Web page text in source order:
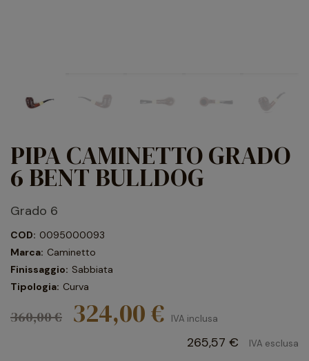
PIPA CAMINETTO GRADO
6 BENT BULLDOG
Grado 6
COD: 0095000093
Marca: Caminetto
Finissaggio: Sabbiata
Tipologia: Curva
360,00 € 324,00 € IVA inclusa
265,57 € IVA esclusa